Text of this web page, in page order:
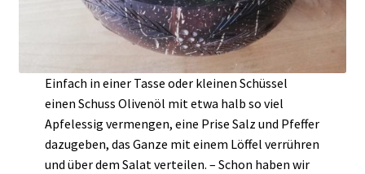
Einfach in einer Tasse oder kleinen Schüssel
einen Schuss Olivenöl mit etwa halb so viel
Apfelessig vermengen, eine Prise Salz und Pfeffer
dazugeben, das Ganze mit einem Löffel verrühren
und über dem Salat verteilen. – Schon haben wir